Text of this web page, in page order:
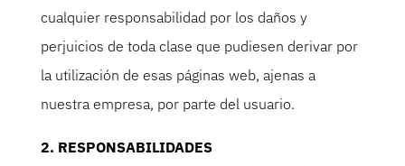
cualquier responsabilidad por los daños y
perjuicios de toda clase que pudiesen derivar por
la utilización de esas páginas web, ajenas a
nuestra empresa, por parte del usuario.
2. RESPONSABILIDADES